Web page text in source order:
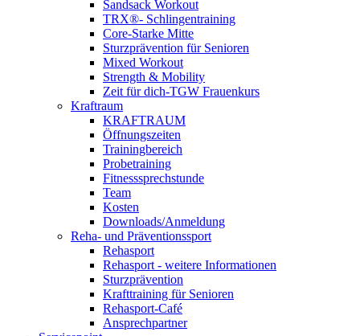
Sandsack Workout
TRX®- Schlingentraining
Core-Starke Mitte
Sturzprävention für Senioren
Mixed Workout
Strength & Mobility
Zeit für dich-TGW Frauenkurs
Kraftraum
KRAFTRAUM
Öffnungszeiten
Trainingbereich
Probetraining
Fitnesssprechstunde
Team
Kosten
Downloads/Anmeldung
Reha- und Präventionssport
Rehasport
Rehasport - weitere Informationen
Sturzprävention
Krafttraining für Senioren
Rehasport-Café
Ansprechpartner